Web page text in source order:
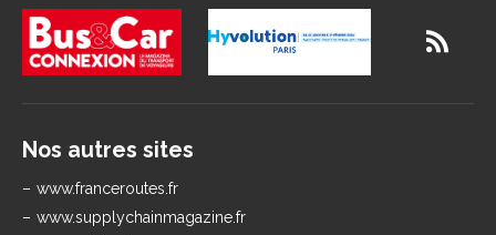
Nos autres sites
www.franceroutes.fr
www.supplychainmagazine.fr